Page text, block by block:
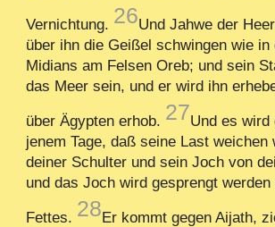
Vernichtung. 26Und Jahwe der
über ihn die Geißel schwingen wie in
Midians am Felsen Oreb; und sein
das Meer sein, und er wird ihn
über Ägypten erhob. 27Und es wird
jenem Tage, daß seine Last weichen
deiner Schulter und sein Joch von
und das Joch wird gesprengt werden
Fettes. 28Er kommt gegen Aijath,